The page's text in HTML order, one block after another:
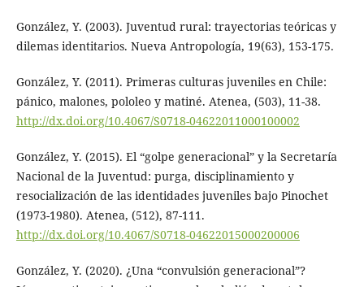
González, Y. (2003). Juventud rural: trayectorias teóricas y
dilemas identitarios. Nueva Antropología, 19(63), 153-175.
González, Y. (2011). Primeras culturas juveniles en Chile:
pánico, malones, pololeo y matiné. Atenea, (503), 11-38.
http://dx.doi.org/10.4067/S0718-04622011000100002
González, Y. (2015). El “golpe generacional” y la Secretaría
Nacional de la Juventud: purga, disciplinamiento y
resocialización de las identidades juveniles bajo Pinochet
(1973-1980). Atenea, (512), 87-111.
http://dx.doi.org/10.4067/S0718-04622015000200006
González, Y. (2020). ¿Una “convulsión generacional”?